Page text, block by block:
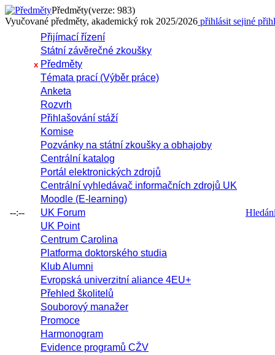
Předměty(verze: 983)
Vyučované předměty, akademický rok 2025/2026 přihlásit sejiné
--:--
Přijímací řízení
Státní závěrečné zkoušky
x Předměty
Témata prací (Výběr práce)
Anketa
Rozvrh
Přihlašování stáží
Komise
Pozvánky na státní zkoušky a obhajoby
Centrální katalog
Portál elektronických zdrojů
Centrální vyhledávač informačních zdrojů UK
Moodle (E-learning)
UK Forum
UK Point
Centrum Carolina
Platforma doktorského studia
Klub Alumni
Evropská univerzitní aliance 4EU+
Přehled školitelů
Souborový manažer
Promoce
Harmonogram
Evidence programů CŽV